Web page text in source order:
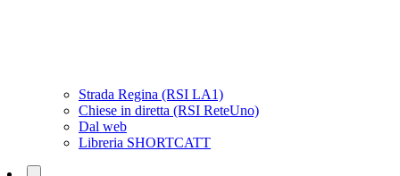
Strada Regina (RSI LA1)
Chiese in diretta (RSI ReteUno)
Dal web
Libreria SHORTCATT